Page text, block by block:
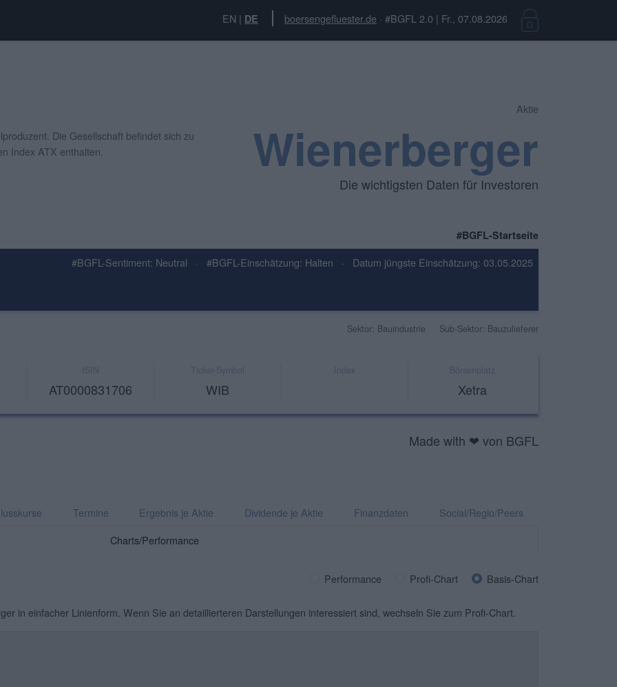
EN | DE boersengefluester.de · #BGFL 2.0 | Fr., 07.08.2026
Die Gesellschaft befindet sich zu
Index ATX enthalten.
Aktie
Wienerberger
Die wichtigsten Daten für Investoren
#BGFL-Startseite
#BGFL-Sentiment: Neutral · #BGFL-Einschätzung: Halten · Datum jüngste Einschätzung: 03.05.2025
Sektor: Bauindustrie Sub-Sektor: Bauzulieferer
ISIN
AT0000831706
Ticker-Symbol
WIB
Index Börsenplatz
Xetra
Made with ❤ von BGFL
Termine Ergebnis je Aktie Dividende je Aktie Finanzdaten
Social/Regio/Peers
Charts/Performance
Performance Profi-Chart Basis-Chart
in einfacher Linienform. Wenn Sie an detaillierteren Darstellungen interessiert sind, wechseln Sie zum Profi-Chart.